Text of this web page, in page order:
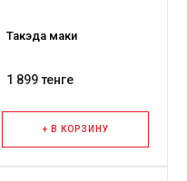
Такэда маки
1 899 тенге
+ В КОРЗИНУ